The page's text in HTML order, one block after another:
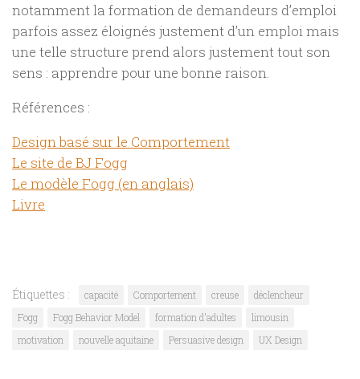
notamment la formation de demandeurs d’emploi
parfois assez éloignés justement d’un emploi mais
une telle structure prend alors justement tout son
sens : apprendre pour une bonne raison.
Références :
Design basé sur le Comportement
Le site de BJ Fogg
Le modèle Fogg (en anglais)
Livre
Étiquettes : capacité Comportement creuse
déclencheur
Fogg
Fogg Behavior Model formation d'adultes
limousin
motivation
nouvelle aquitaine Persuasive design UX Design